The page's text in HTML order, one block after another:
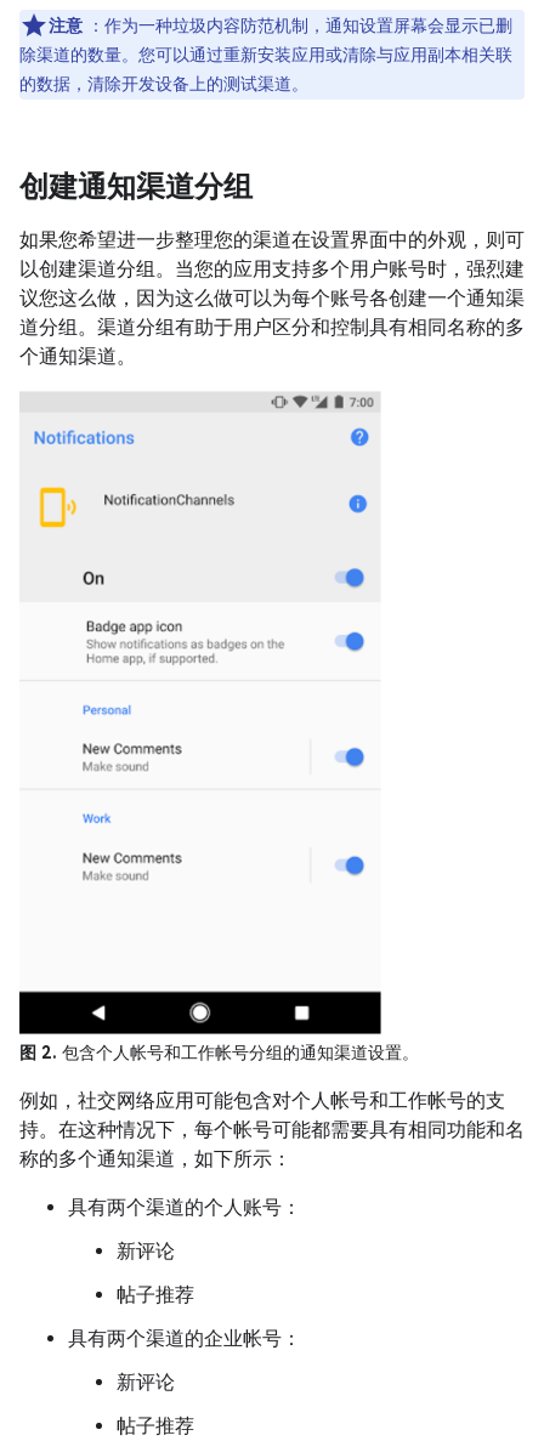
注意 ：作为一种垃圾内容防范机制，通知设置屏幕会显示已删
除渠道的数量。您可以通过重新安装应用或清除与应用副本相关联
的数据，清除开发设备上的测试渠道。
创建通知渠道分组
如果您希望进一步整理您的渠道在设置界面中的外观，则可
以创建渠道分组。当您的应用支持多个用户账号时，强烈建
议您这么做，因为这么做可以为每个账号各创建一个通知渠
道分组。渠道分组有助于用户区分和控制具有相同名称的多
个通知渠道。
图 2. 包含个人帐号和工作帐号分组的通知渠道设置。
例如，社交网络应用可能包含对个人帐号和工作帐号的支
持。在这种情况下，每个帐号可能都需要具有相同功能和名
称的多个通知渠道，如下所示：
具有两个渠道的个人账号：
新评论
帖子推荐
具有两个渠道的企业帐号：
新评论
帖子推荐